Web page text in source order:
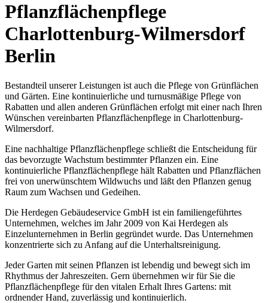
Pflanzflächenpflege
Charlottenburg-Wilmersdorf
Berlin
Bestandteil unserer Leistungen ist auch die Pflege von Grünflächen
und Gärten. Eine kontinuierliche und turnusmäßige Pflege von
Rabatten und allen anderen Grünflächen erfolgt mit einer nach Ihren
Wünschen vereinbarten Pflanzflächenpflege in Charlottenburg-
Wilmersdorf.
Eine nachhaltige Pflanzflächenpflege schließt die Entscheidung für
das bevorzugte Wachstum bestimmter Pflanzen ein. Eine
kontinuierliche Pflanzflächenpflege hält Rabatten und Pflanzflächen
frei von unerwünschtem Wildwuchs und läßt den Pflanzen genug
Raum zum Wachsen und Gedeihen.
Die Herdegen Gebäudeservice GmbH ist ein familiengeführtes
Unternehmen, welches im Jahr 2009 von Kai Herdegen als
Einzelunternehmen in Berlin gegründet wurde. Das Unternehmen
konzentrierte sich zu Anfang auf die Unterhaltsreinigung.
Jeder Garten mit seinen Pflanzen ist lebendig und bewegt sich im
Rhythmus der Jahreszeiten. Gern übernehmen wir für Sie die
Pflanzflächenpflege für den vitalen Erhalt Ihres Gartens: mit
ordnender Hand, zuverlässig und kontinuierlich.